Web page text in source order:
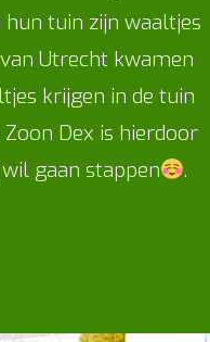
tuin zijn waaltjes
Utrecht kwamen
krijgen in de tuin
Dex is hierdoor
gaan stappen
.